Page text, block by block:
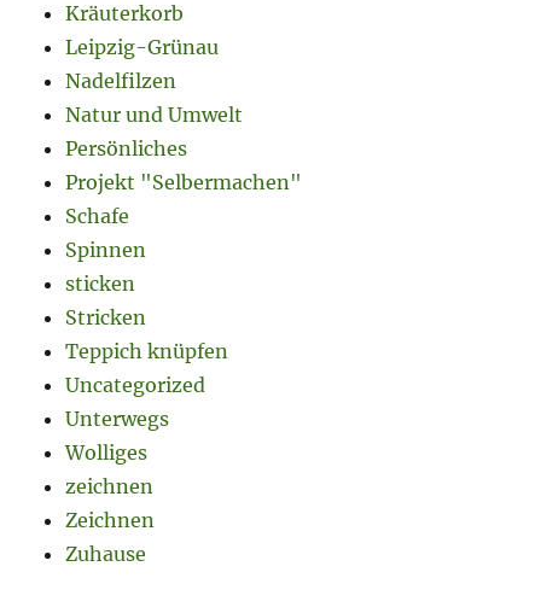
Kräuterkorb
Leipzig-Grünau
Nadelfilzen
Natur und Umwelt
Persönliches
Projekt "Selbermachen"
Schafe
Spinnen
sticken
Stricken
Teppich knüpfen
Uncategorized
Unterwegs
Wolliges
zeichnen
Zeichnen
Zuhause